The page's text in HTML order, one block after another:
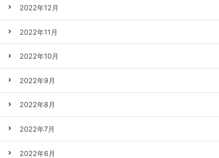
2022年12月
2022年11月
2022年10月
2022年9月
2022年8月
2022年7月
2022年6月